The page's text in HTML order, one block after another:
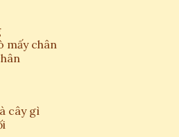
mấy chân
cây gì